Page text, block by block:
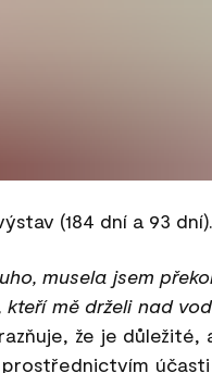
(184 dní a 93 dní).
musela jsem
mě drželi nad
že je důležité,